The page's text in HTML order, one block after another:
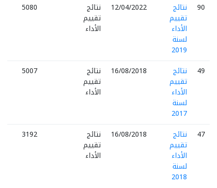
90
نتائج
تقييم
الأداء
لسنة
2019
12/04/2022
نتائج
تقييم
الأداء
5080
49
نتائج
تقييم
الأداء
لسنة
2017
16/08/2018
نتائج
تقييم
الأداء
5007
47
نتائج
تقييم
الأداء
لسنة
2018
16/08/2018
نتائج
تقييم
الأداء
3192